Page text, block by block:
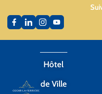
Hôtel
de Ville